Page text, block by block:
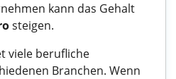
kann das Gehalt
steigen.
viele berufliche
Branchen. Wenn